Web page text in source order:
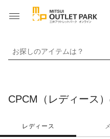
お探しのアイテムは？
CPCM（レディース
レディース